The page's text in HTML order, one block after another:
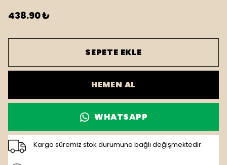
438.90 ₺
SEPETE EKLE
HEMEN AL
WHATSAPP
Kargo süremiz stok durumuna bağlı değişmektedir.